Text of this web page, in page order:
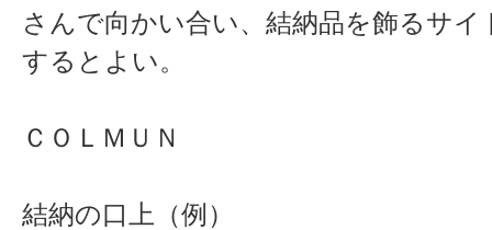
さんで向かい合い、結納品を飾るサ
するとよい。
ＣＯＬＭＵＮ
結納の口上（例）